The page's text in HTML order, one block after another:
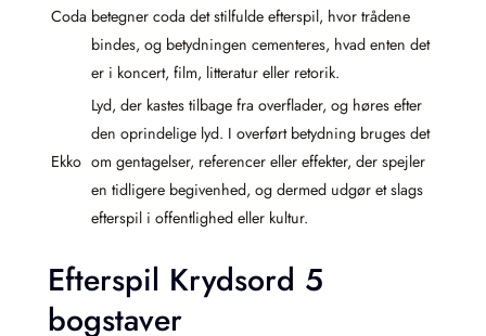
Coda betegner coda det stilfulde efterspil, hvor trådene
bindes, og betydningen cementeres, hvad enten det
er i koncert, film, litteratur eller retorik.
Ekko
Lyd, der kastes tilbage fra overflader, og høres efter
den oprindelige lyd. I overført betydning bruges det
om gentagelser, referencer eller effekter, der spejler
en tidligere begivenhed, og dermed udgør et slags
efterspil i offentlighed eller kultur.
Efterspil Krydsord 5
bogstaver